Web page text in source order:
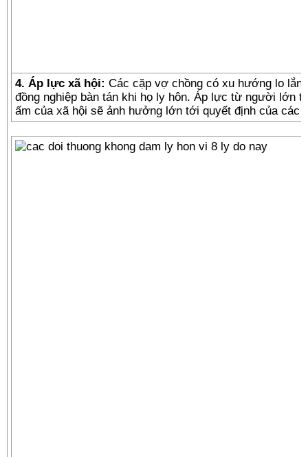
4. Áp lực xã hội: Các cặp vợ chồng có xu hướng lo
đồng nghiệp bàn tán khi họ ly hôn. Áp lực từ người lớn
ấm của xã hội sẽ ảnh hưởng lớn tới quyết định của các